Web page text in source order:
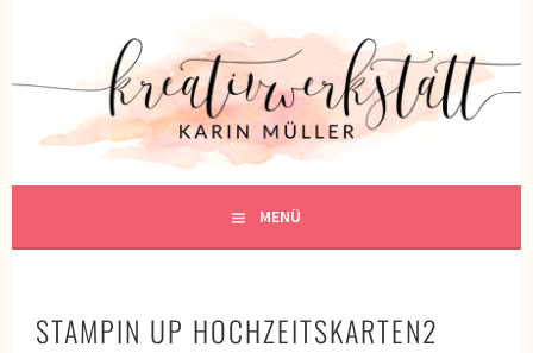
KREATIVWERKSTATT
KREATIV SEIN
MENÜ
STAMPIN UP HOCHZEITSKARTEN2